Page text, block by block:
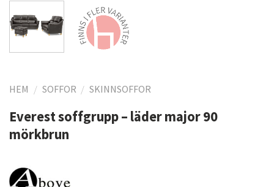
HEM / SOFFOR / SKINNSOFFOR
Everest soffgrupp – läder major 90
mörkbrun